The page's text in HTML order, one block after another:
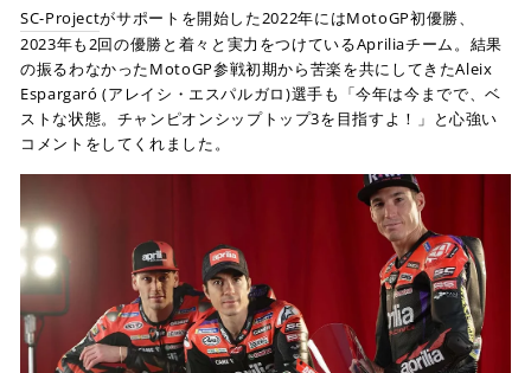
SC-Projectがサポートを開始した2022年にはMotoGP初優勝、
2023年も2回の優勝と着々と実力をつけているApriliaチーム。結果
の振るわなかったMotoGP参戦初期から苦楽を共にしてきたAleix
Espargaró (アレイシ・エスパルガロ)選手も「今年は今までで、ベ
ストな状態。チャンピオンシップトップ3を目指すよ！」と心強い
コメントをしてくれました。